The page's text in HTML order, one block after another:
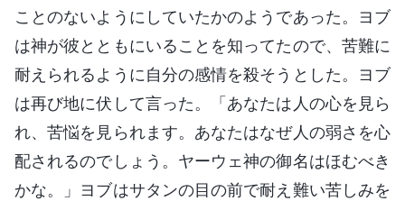
ことのないようにしていたかのようであった。ヨブ
は神が彼とともにいることを知ってたので、苦難に
耐えられるように自分の感情を殺そうとした。ヨブ
は再び地に伏して言った。「あなたは人の心を見ら
れ、苦悩を見られます。あなたはなぜ人の弱さを心
配されるのでしょう。ヤーウェ神の御名はほむべき
かな。」ヨブはサタンの目の前で耐え難い苦しみを